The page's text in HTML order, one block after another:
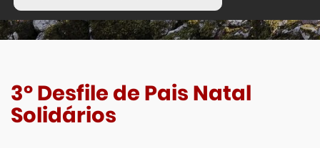
3º Desfile de Pais Natal
Solidários